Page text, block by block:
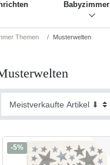
Babyzimmer
Themen Musterwelten
-5%